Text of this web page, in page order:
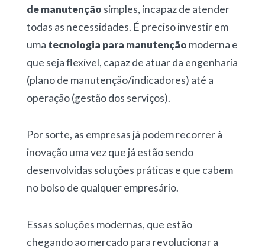
de manutenção simples, incapaz de atender
todas as necessidades. É preciso investir em
uma tecnologia para manutenção moderna e
que seja flexível, capaz de atuar da engenharia
(plano de manutenção/indicadores) até a
operação (gestão dos serviços).
Por sorte, as empresas já podem recorrer à
inovação uma vez que já estão sendo
desenvolvidas soluções práticas e que cabem
no bolso de qualquer empresário.
Essas soluções modernas, que estão
chegando ao mercado para revolucionar a